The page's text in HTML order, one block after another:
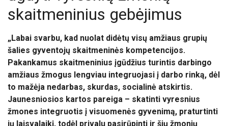
skaitmeninius gebėjimus
„Labai svarbu, kad nuolat didėtų visų amžiaus grupių
šalies gyventojų skaitmeninės kompetencijos.
Pakankamus skaitmeninius įgūdžius turintis darbingo
amžiaus žmogus lengviau integruojasi į darbo rinką, dėl
to mažėja nedarbas, skurdas, socialinė atskirtis.
Jaunesniosios kartos pareiga – skatinti vyresnius
žmones integruotis į visuomenės gyvenimą, praturtinti
jų laisvalaikį, todėl privalu pasirūpinti ir šių žmonių